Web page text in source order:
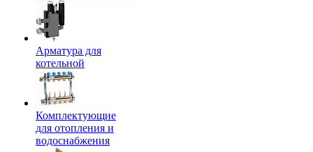
Арматура для
котельной
Комплектующие
для отопления и
водоснабжения